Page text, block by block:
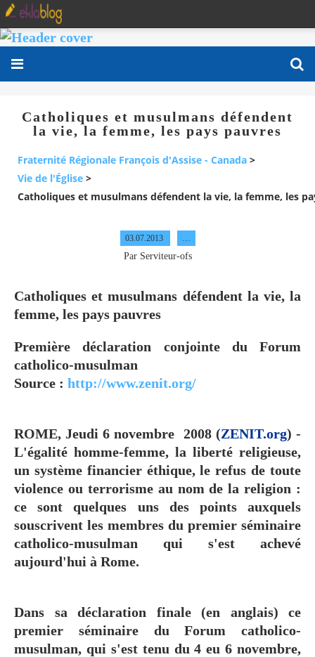
Catholiques et musulmans défendent
la vie, la femme, les pays pauvres
Fraternité Régionale François d'Assise - Canada >
Vie de l'Église >
Catholiques et musulmans défendent la vie, la femme, les
03.07.2013
Par Serviteur-ofs
Catholiques et musulmans défendent la vie, la
femme, les pays pauvres
Première déclaration conjointe du Forum
catholico-musulman
Source : http://www.zenit.org/
ROME, Jeudi 6 novembre 2008 (ZENIT.org) -
L'égalité homme-femme, la liberté religieuse,
un système financier éthique, le refus de toute
violence ou terrorisme au nom de la religion :
ce sont quelques uns des points auxquels
souscrivent les membres du premier séminaire
catholico-musulman qui s'est achevé
aujourd'hui à Rome.
Dans sa déclaration finale (en anglais) ce
premier séminaire du Forum catholico-
musulman, qui s'est tenu du 4 eu 6 novembre,